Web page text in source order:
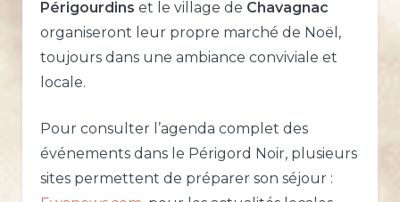
Périgourdins et le village de Chavagnac
organiseront leur propre marché de Noël,
toujours dans une ambiance conviviale et
locale.
Pour consulter l’agenda complet des
événements dans le Périgord Noir, plusieurs
sites permettent de préparer son séjour :